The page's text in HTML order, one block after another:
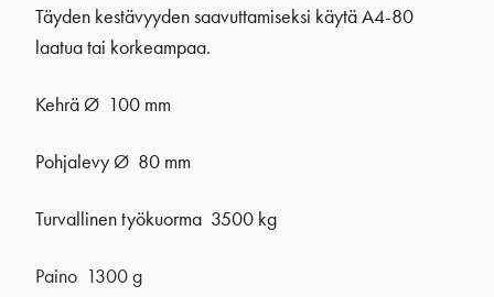
Täyden kestävyyden saavuttamiseksi käytä A4-80
laatua tai korkeampaa.
Kehrä Ø 100 mm
Pohjalevy Ø 80 mm
Turvallinen työkuorma 3500 kg
Paino 1300 g